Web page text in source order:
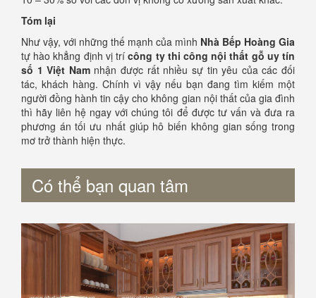
Tóm lại
Như vậy, với những thế mạnh của mình Nhà Bếp Hoàng Gia
tự hào khẳng định vị trícông ty thi công nội thất gỗ uy tín
số 1 Việt Namnhận được rất nhiều sự tin yêu của các đối
tác, khách hàng. Chính vì vậy nếu bạn đang tìm kiếm một
người đồng hành tin cậy cho không gian nội thất của gia đình
thì hãy liên hệ ngay với chúng tôi để được tư vấn và đưa ra
phương án tối ưu nhất giúp hô biến không gian sống trong
mơ trở thành hiện thực.
Có thể bạn quan tâm